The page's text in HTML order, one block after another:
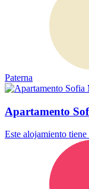
Paterna
Apartamento
Este alojamiento